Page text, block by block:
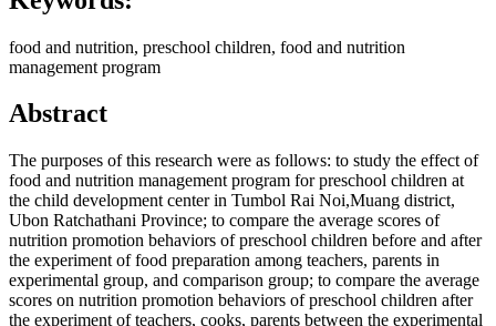
food and nutrition, preschool children, food and nutrition
management program
Abstract
The purposes of this research were as follows: to study the effect of
food and nutrition management program for preschool children at
the child development center in Tumbol Rai Noi,Muang district,
Ubon Ratchathani Province; to compare the average scores of
nutrition promotion behaviors of preschool children before and after
the experiment of food preparation among teachers, parents in
experimental group, and comparison group; to compare the average
scores on nutrition promotion behaviors of preschool children after
the experiment of teachers, cooks, parents between the experimental